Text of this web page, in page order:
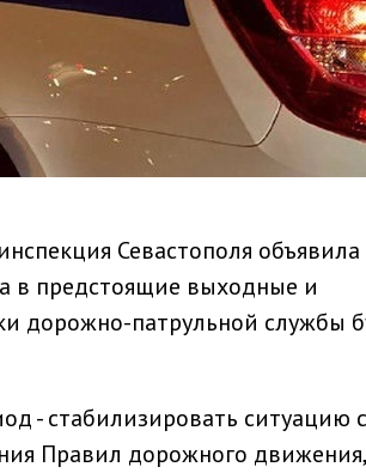
Севастополя объявила
в предстоящие выходные и
дорожно-патрульной службы
- стабилизировать ситуацию с
Правил дорожного движения,